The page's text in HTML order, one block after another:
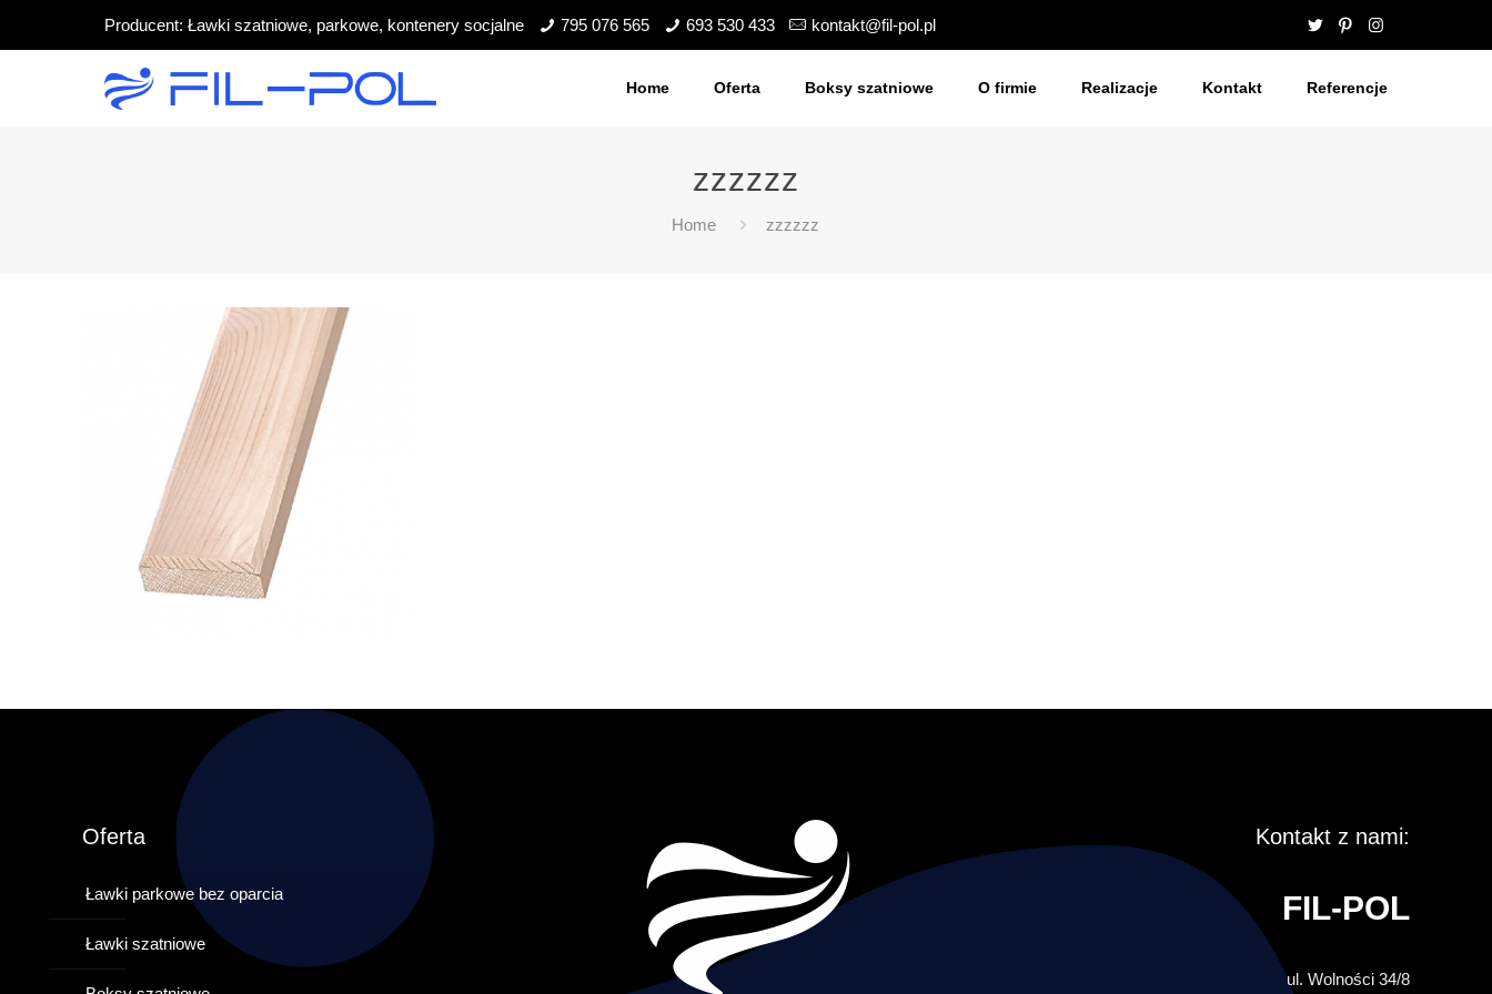
Producent: Ławki szatniowe, parkowe, kontenery socjalne 795 076 565 693 530 433 kontakt@fil-pol.pl
Home Oferta Boksy szatniowe O firmie Realizacje Kontakt Referencje
zzzzzz
Home zzzzzz
Oferta
Ławki parkowe bez oparcia
Ławki szatniowe
Kontakt z nami:
FIL-POL
ul. Wolności 34/8